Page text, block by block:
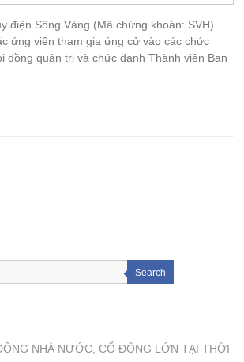
điện Sông Vàng (Mã chứng khoán: SVH)
ứng viên tham gia ứng cử vào các chức
đồng quản trị và chức danh Thành viên Ban
Search
NHÀ NƯỚC, CỔ ĐÔNG LỚN TẠI THỜI